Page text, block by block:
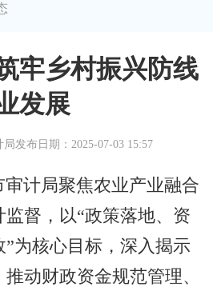
牢乡村振兴防线
发展
局发布日期：2025-07-03 15:57
计局聚焦农业产业融合
督，以“政策落地、资
为核心目标，深入揭示
动财政资金规范管理、